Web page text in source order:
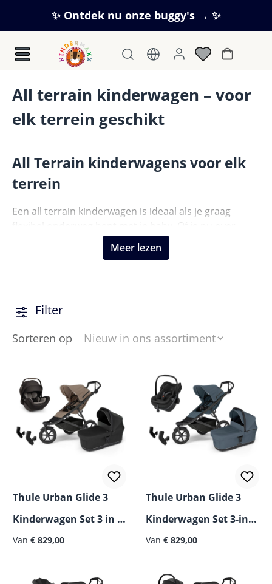
Ga naar de hoofdinhoud
✨ Ontdek nu onze buggy's → ✨
All terrain kinderwagen – voor
elk terrein geschikt
All Terrain kinderwagens voor elk
terrein
Een all terrain kinderwagen is ideaal als je graag
flexibel onderweg bent met je baby. Of je nu over
grindpaden, boswegen of door de sneeuw loopt – je
blijft altijd comfortabel en mobiel.
constructie geniet je van optimale stabiliteit en
rijcomfort. Zo wordt elke wandeling aangenaam, waar
je ook naartoe gaat.
Meer lezen
Filter
Sorteren op
Thule Urban Glide 3
Kinderwagen Set 3 in 1
incl. Nuna Arra Flex i-
Van € 829,00
Thule Urban Glide 3
Kinderwagen Set 3-in-1
incl. Maxi Cosi Pebble
Van € 829,00